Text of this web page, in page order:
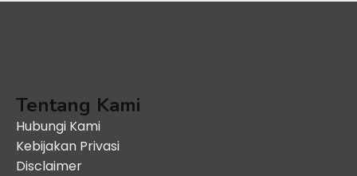
Tentang Kami
Hubungi Kami
Kebijakan Privasi
Disclaimer